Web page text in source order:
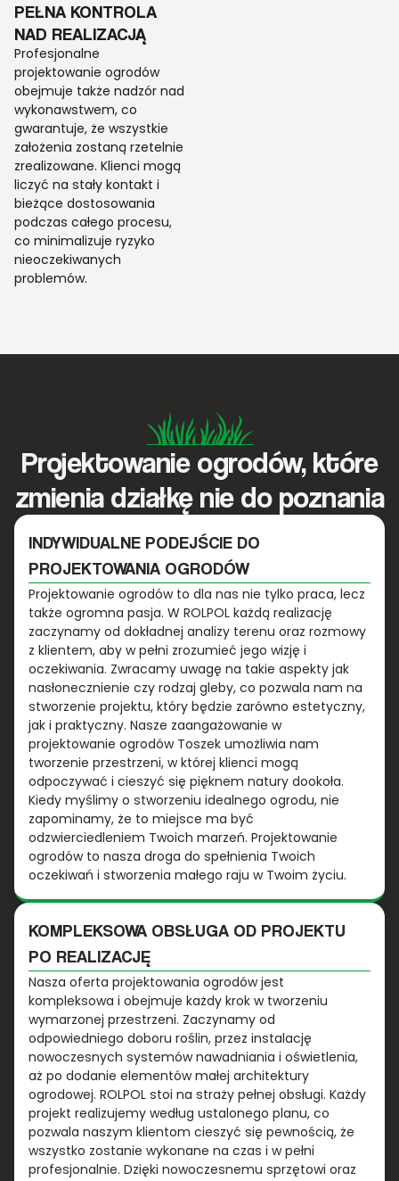
PEŁNA KONTROLA
NAD REALIZACJĄ
Profesjonalne
projektowanie ogrodów
obejmuje także nadzór nad
wykonawstwem, co
gwarantuje, że wszystkie
założenia zostaną rzetelnie
zrealizowane. Klienci mogą
liczyć na stały kontakt i
bieżące dostosowania
podczas całego procesu,
co minimalizuje ryzyko
nieoczekiwanych
problemów.
Projektowanie ogrodów, które
zmienia działkę nie do poznania
INDYWIDUALNE PODEJŚCIE DO
PROJEKTOWANIA OGRODÓW
Projektowanie ogrodów to dla nas nie tylko praca, lecz
także ogromna pasja. W ROLPOL każdą realizację
zaczynamy od dokładnej analizy terenu oraz rozmowy
z klientem, aby w pełni zrozumieć jego wizję i
oczekiwania. Zwracamy uwagę na takie aspekty jak
nasłonecznienie czy rodzaj gleby, co pozwala nam na
stworzenie projektu, który będzie zarówno estetyczny,
jak i praktyczny. Nasze zaangażowanie w
projektowanie ogrodów Toszek umożliwia nam
tworzenie przestrzeni, w której klienci mogą
odpoczywać i cieszyć się pięknem natury dookoła.
Kiedy myślimy o stworzeniu idealnego ogrodu, nie
zapominamy, że to miejsce ma być
odzwierciedleniem Twoich marzeń. Projektowanie
ogrodów to nasza droga do spełnienia Twoich
oczekiwań i stworzenia małego raju w Twoim życiu.
KOMPLEKSOWA OBSŁUGA OD PROJEKTU
PO REALIZACJĘ
Nasza oferta projektowania ogrodów jest
kompleksowa i obejmuje każdy krok w tworzeniu
wymarzonej przestrzeni. Zaczynamy od
odpowiedniego doboru roślin, przez instalację
nowoczesnych systemów nawadniania i oświetlenia,
aż po dodanie elementów małej architektury
ogrodowej. ROLPOL stoi na straży pełnej obsługi. Każdy
projekt realizujemy według ustalonego planu, co
pozwala naszym klientom cieszyć się pewnością, że
wszystko zostanie wykonane na czas i w pełni
profesjonalnie. Dzięki nowoczesnemu sprzętowi oraz